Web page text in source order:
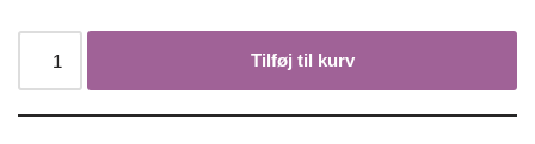
Tilføj til kurv